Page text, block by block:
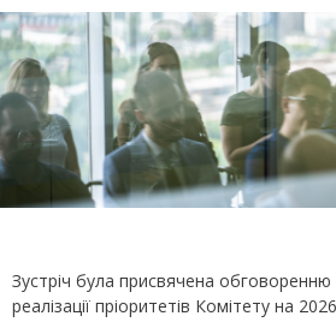
Зустріч була присвячена
реалізації пріоритетів Комітету на